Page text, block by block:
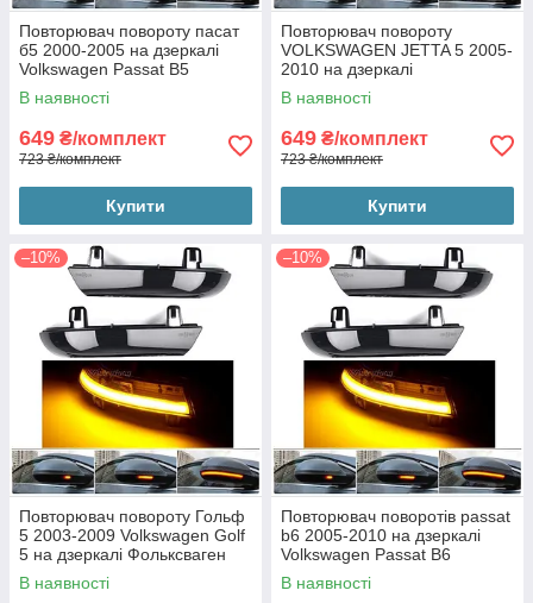
Повторювач повороту пасат
б5 2000-2005 на дзеркалі
Volkswagen Passat B5
Фольксваген Пассат Б5 (2шт
динамічні чорні ЛЕД)
В наявності
649 ₴/комплект
723 ₴/комплект
Купити
Повторювач повороту
VOLKSWAGEN JETTA 5 2005-
2010 на дзеркалі
Фольксваген Джетта 5 (2шт
динамічні чорні ЛЕД)
В наявності
649 ₴/комплект
723 ₴/комплект
Купити
–10%
Повторювач повороту Гольф
5 2003-2009 Volkswagen Golf
5 на дзеркалі Фольксваген
(2шт динамічні чорні ЛЕД)
В наявності
–10%
Повторювач поворотів passat
b6 2005-2010 на дзеркалі
Volkswagen Passat B6
Фольксваген Пассат Б6 (2шт
динамічні чорні ЛЕД)
В наявності